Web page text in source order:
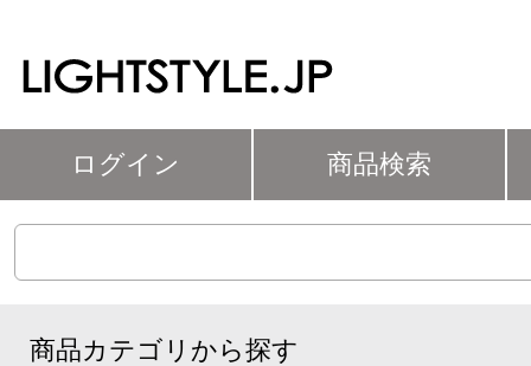
ログイン 商品検索
商品カテゴリから探す